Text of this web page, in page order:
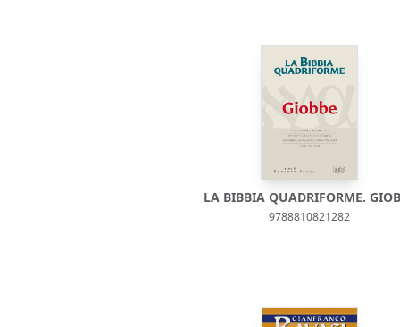
LA BIBBIA QUADRIFORME.
9788810821282